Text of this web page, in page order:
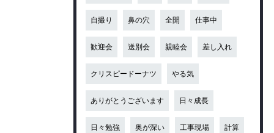
自撮り 鼻の穴 全開 仕事中
歓迎会 送別会 親睦会 差し入れ
クリスピードーナツ やる気
ありがとうございます 日々成長
日々勉強 奥が深い 工事現場 計算